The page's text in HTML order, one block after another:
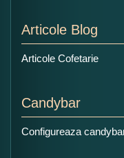
Copiati alaturi
Articole Blog
Articole Cofetarie
Candybar
Configureaza